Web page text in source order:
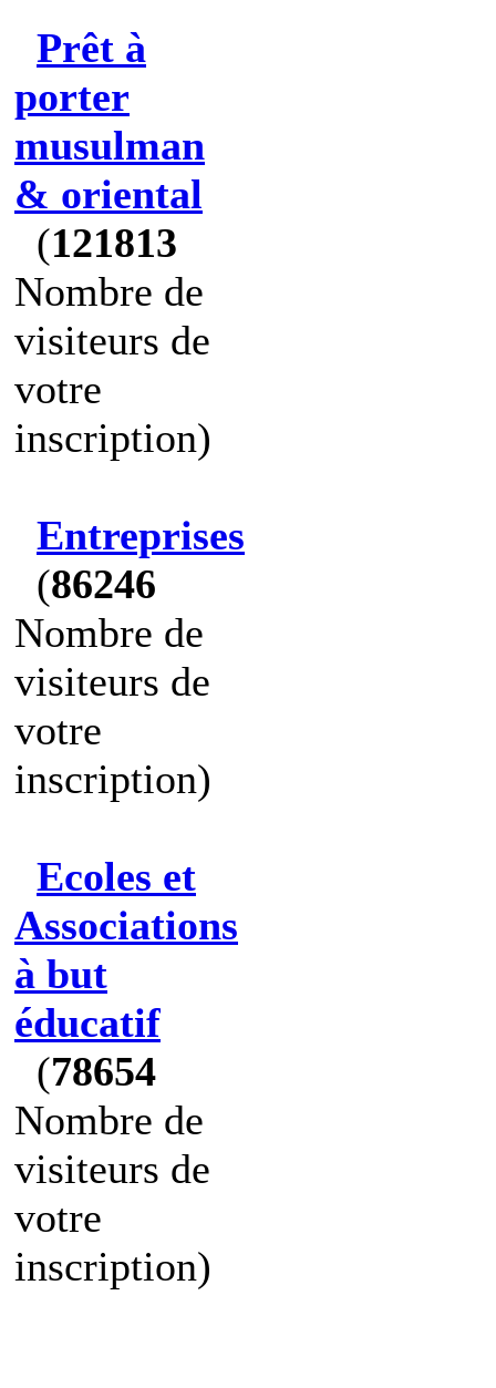
Prêt à
porter
musulman
& oriental
(121813
Nombre de
visiteurs de
votre
inscription)
Entreprises
(86246
Nombre de
visiteurs de
votre
inscription)
Ecoles et
Associations
à but
éducatif
(78654
Nombre de
visiteurs de
votre
inscription)